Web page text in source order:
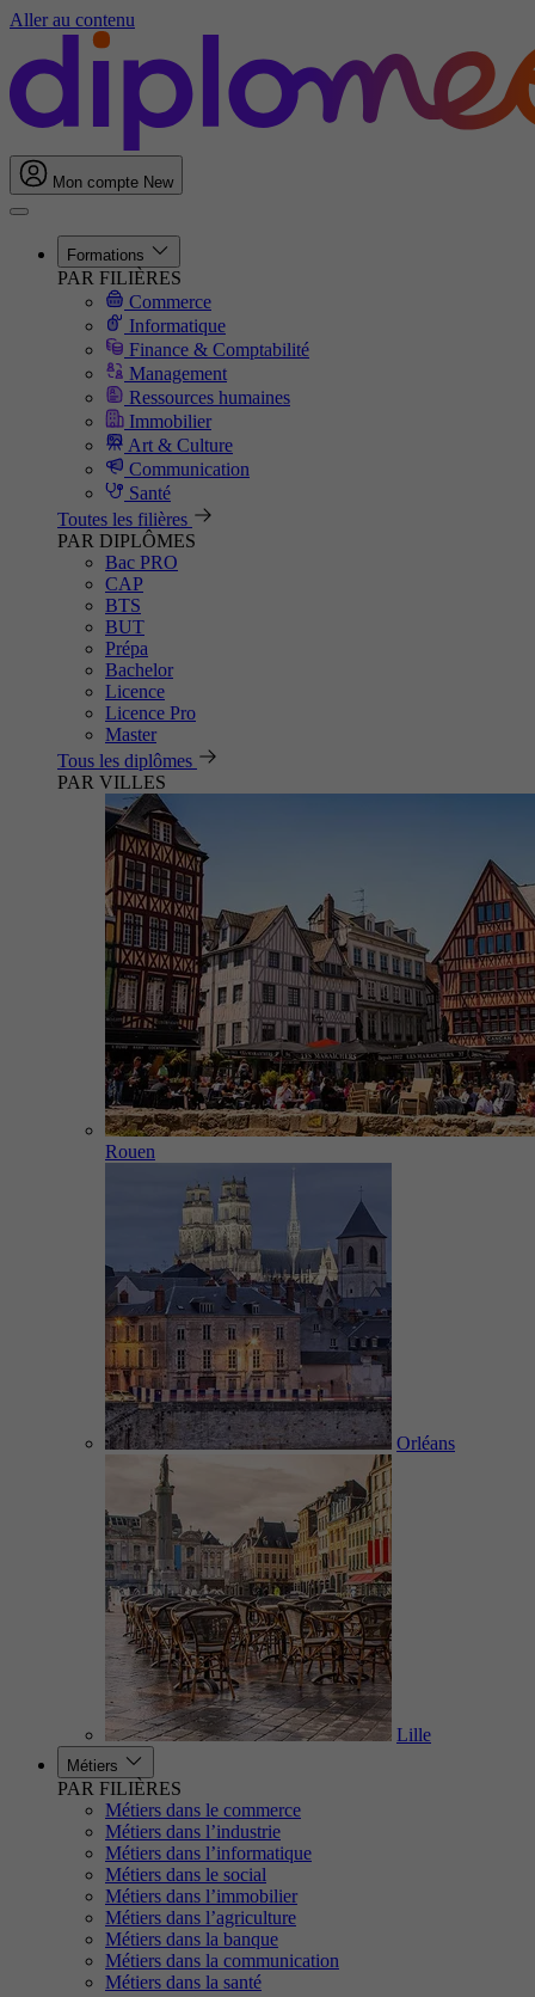
Aller au contenu
Mon compte New
Formations
PAR FILIÈRES
Commerce
Informatique
Finance & Comptabilité
Management
Ressources humaines
Immobilier
Art & Culture
Communication
Santé
Toutes les filières
PAR DIPLÔMES
Bac PRO
CAP
BTS
BUT
Prépa
Bachelor
Licence
Licence Pro
Master
Tous les diplômes
PAR VILLES
Rouen
Orléans
Lille
Métiers
PAR FILIÈRES
Métiers dans le commerce
Métiers dans l’industrie
Métiers dans l’informatique
Métiers dans le social
Métiers dans l’immobilier
Métiers dans l’agriculture
Métiers dans la banque
Métiers dans la communication
Métiers dans la santé